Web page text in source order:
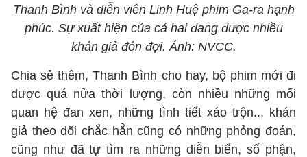
Thanh Bình và diễn viên Linh Huệ phim Ga-ra hạnh
phúc. Sự xuất hiện của cả hai đang được nhiều
khán giả đón đợi. Ảnh: NVCC.
Chia sẻ thêm, Thanh Bình cho hay, bộ phim mới đi
được quá nửa thời lượng, còn nhiều những mối
quan hệ đan xen, những tình tiết xáo trộn... khán
giả theo dõi chắc hẳn cũng có những phỏng đoán,
cũng như đã tự tìm ra những diễn biến, số phận,